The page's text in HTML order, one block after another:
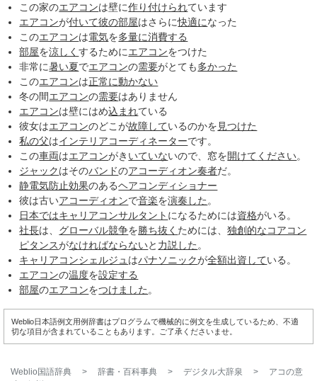
この家のエアコンは壁に作り付けられています
エアコンが付いて彼の部屋はさらに快適になった
このエアコンは電気を多量に消費する
部屋を涼しくするためにエアコンをつけた
非常に暑い夏でエアコンの需要がとても多かった
このエアコンは正常に動かない
冬の間エアコンの需要はありません
エアコンは壁にはめ込まれている
彼女はエアコンのどこが故障しているのかを 見つけた
私の父はインテリアコーディネーターです。
この車両はエアコンがき いていないので、窓を開けて ください。
ジャックはそのバンドのアコーディオン奏者だ。
静電気防止効果のあるヘアコンディショナー
彼は古いアコーディオンで音楽を演奏した 。
日本ではキャリアコンサルタント になるためには資格がいる。
社長は、 グローバル競争を勝ち抜く ためには、独創的なコアコン
ピタンスがなければならないと 力説した 。
キャリアコンシェルジュ はパナソニックが全額出資している。
エアコンの温度を設定する
部屋のエアコンをつけました 。
Weblio日本語例文用例辞書はプログラムで機械的に例文を生成しているため、不適
切な項目が含まれていることもあります。ご了承くださいませ。
Weblio国語辞典 > 辞書・百科事典 > デジタル大辞泉 > アコの意